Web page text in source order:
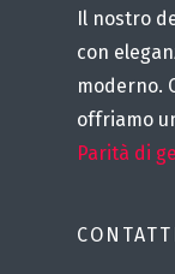
Il nostro
con
moderno.
offriamo
Parità di